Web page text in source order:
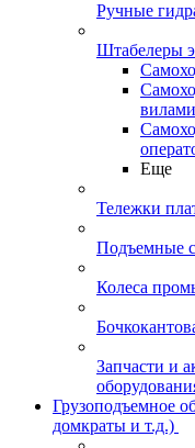
Ручные
Штабелеры
вилами
Еще
Тележки
Подъемные
Колеса
Запчасти и
Грузоподъемное
домкраты и т.д.)